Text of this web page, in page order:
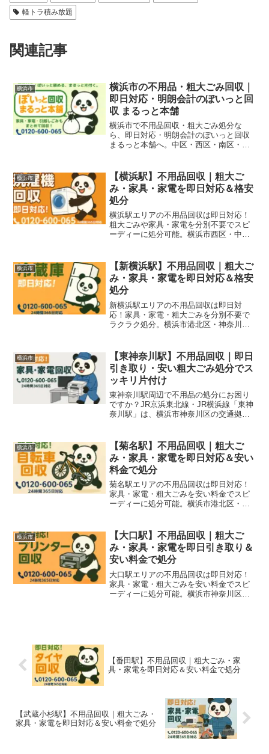
軽トラ積み放題
関連記事
横浜市
横浜市の不用品・粗大ごみ回収｜
即日対応・明朗会計のぽいっと回
収 まるっと本舗
横浜市で不用品回収・粗大ごみ処分な
ら、即日対応・明朗会計のぽいっと回収
まるっと本舗へ。中区・西区・南区・港
区・金沢区・青葉区・鶴見区など、横浜
市全域に対応。家庭ごみから店舗・オフ
ィスの撤去まで、幅広く対応いたしま
す。
横浜市
【横浜駅】不用品回収｜粗大ご
み・家具・家電を即日対応＆格安
処分
横浜駅エリアの不用品回収は即日対応！
粗大ごみや家具・家電を分別不要でスピ
ーディーに処分可能。横浜市西区・中
横浜市
【新横浜駅】不用品回収｜粗大ご
み・家具・家電を即日対応＆格安
処分
新横浜駅エリアの不用品回収は即日対
応！家具・家電・粗大ごみを分別不要で
ラクラク処分。横浜市港北区・神奈川区
横浜市
【東神奈川駅】不用品回収｜即日
引き取り・安い粗大ごみ処分でス
ッキリ片付け
東神奈川駅周辺で不用品の処分にお困り
ですか？JR京浜東北線・JR横浜線「東神
奈川駅」は、横浜市神奈川区の交通拠点
者・ファミリー向けマンションが多く立
ち並ぶ一方、京浜工...
横浜市
【菊名駅】不用品回収｜粗大ご
み・家具・家電を即日対応＆安い
料金で処分
菊名駅エリアの不用品回収は即日対応！
家具・家電・粗大ごみを安い料金でスピ
ーディーに処分可能。横浜市港北区・神
横浜市
【大口駅】不用品回収｜粗大ご
み・家具・家電を即日引き取り＆
安い料金で処分
大口駅エリアの不用品回収は即日対応！
家具・家電・粗大ごみを安い料金でスピ
ーディーに処分可能。横浜市神奈川区・
【番田駅】不用品回収｜粗大ごみ・家
具・家電を即日対応＆安い料金で処分
【武蔵小杉駅】不用品回収｜粗大ごみ・
家具・家電を即日対応＆安い料金で処分